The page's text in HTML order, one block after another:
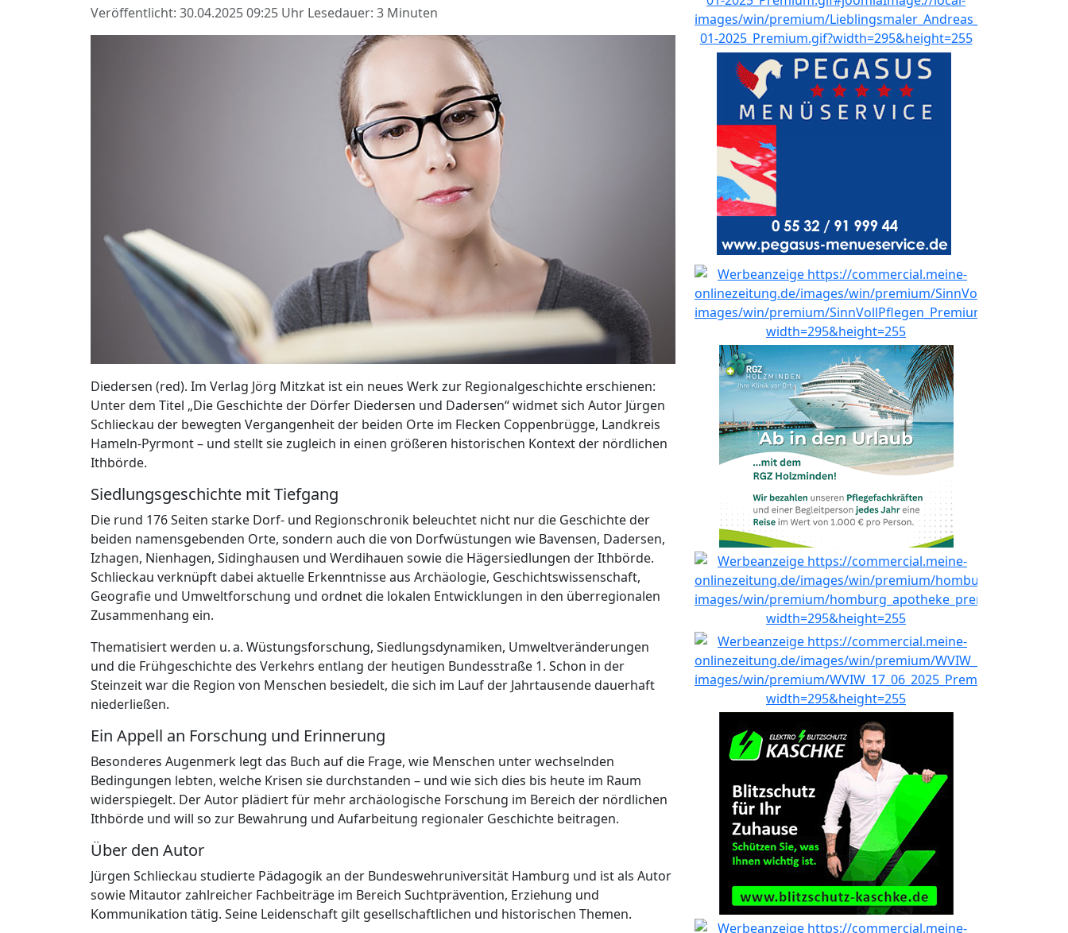
Veröffentlicht: 30.04.2025 09:25 Uhr Lesedauer: 3 Minuten
Diedersen (red). Im Verlag Jörg Mitzkat ist ein neues Werk zur Regionalgeschichte erschienen:
Unter dem Titel „Die Geschichte der Dörfer Diedersen und Dadersen“ widmet sich Autor Jürgen
Schlieckau der bewegten Vergangenheit der beiden Orte im Flecken Coppenbrügge, Landkreis
Hameln-Pyrmont – und stellt sie zugleich in einen größeren historischen Kontext der nördlichen
Ithbörde.
Siedlungsgeschichte mit Tiefgang
Die rund 176 Seiten starke Dorf- und Regionschronik beleuchtet nicht nur die Geschichte der
beiden namensgebenden Orte, sondern auch die von Dorfwüstungen wie Bavensen, Dadersen,
Izhagen, Nienhagen, Sidinghausen und Werdihauen sowie die Hägersiedlungen der Ithbörde.
Schlieckau verknüpft dabei aktuelle Erkenntnisse aus Archäologie, Geschichtswissenschaft,
Geografie und Umweltforschung und ordnet die lokalen Entwicklungen in den überregionalen
Zusammenhang ein.
Thematisiert werden u. a. Wüstungsforschung, Siedlungsdynamiken, Umweltveränderungen
und die Frühgeschichte des Verkehrs entlang der heutigen Bundesstraße 1. Schon in der
Steinzeit war die Region von Menschen besiedelt, die sich im Lauf der Jahrtausende dauerhaft
niederließen.
Ein Appell an Forschung und Erinnerung
Besonderes Augenmerk legt das Buch auf die Frage, wie Menschen unter wechselnden
Bedingungen lebten, welche Krisen sie durchstanden – und wie sich dies bis heute im Raum
widerspiegelt. Der Autor plädiert für mehr archäologische Forschung im Bereich der nördlichen
Ithbörde und will so zur Bewahrung und Aufarbeitung regionaler Geschichte beitragen.
Über den Autor
Jürgen Schlieckau studierte Pädagogik an der Bundeswehruniversität Hamburg und ist als Autor
sowie Mitautor zahlreicher Fachbeiträge im Bereich Suchtprävention, Erziehung und
Kommunikation tätig. Seine Leidenschaft gilt gesellschaftlichen und historischen Themen.